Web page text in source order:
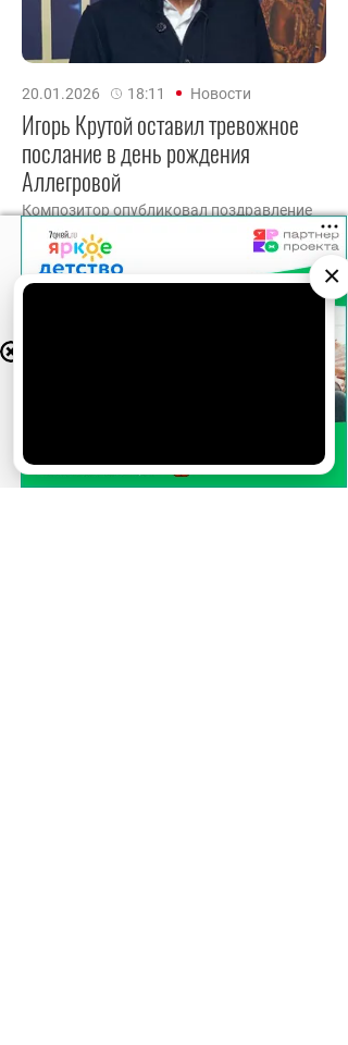
20.01.2026 18:11 Новости
Игорь Крутой оставил тревожное
послание в день рождения
Аллегровой
Композитор опубликовал поздравление
для «шальной императрицы».
×